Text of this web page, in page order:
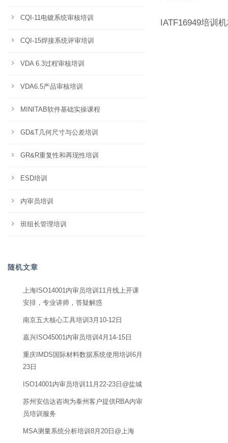
IATF16949培训
CQI-11电镀系统审核培训
CQI-15焊接系统评审培训
VDA 6.3过程审核培训
VDA6.5产品审核培训
MINITAB软件基础实操课程
GD&T几何尺寸与公差培训
GR&R重复性和再现性培训
ESD培训
内审员培训
班组长管理培训
随机文章
上海ISO14001内审员培训11月线上开课
安排，专业讲师，答疑解惑
南京五大核心工具培训3月10-12日
嘉兴ISO45001内审员培训4月14-15日
重庆IMDS国际材料数据系统使用培训6月
23日
ISO14001内审员培训11月22-23日@盐城
苏州安信达咨询为泰州客户提供RBA内审
员培训服务
MSA测量系统分析培训8月20日@上海